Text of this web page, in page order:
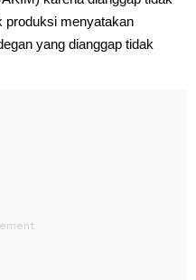
produksi menyatakan
yang dianggap tidak